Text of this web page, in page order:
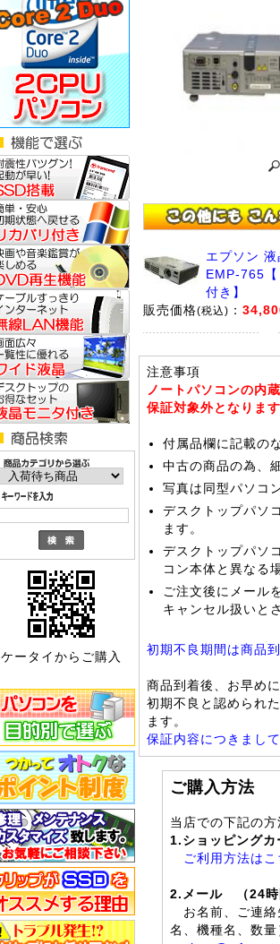
ケータイからご購入
エプソン
EMP-765
付き】
販売価格(税込) ：
注意事項
ノートパソコンの内
保証対象外となります
付属品欄に記載の
中古の商品の為、
写真は同型パソコ
デスクトップパソ
ます。
デスクトップパソ
コン本体と異なる
ご注文後にメール
キャンセル扱いと
初期不良期間は商品
商品到着後、お早め
初期不良と認められ
ます。
保証内容につきまし
ご購入方法
当店での下記の方
1.ショッピング
ご利用方法は
2.メール （24時
お名前、ご連絡
名、機種名、数量